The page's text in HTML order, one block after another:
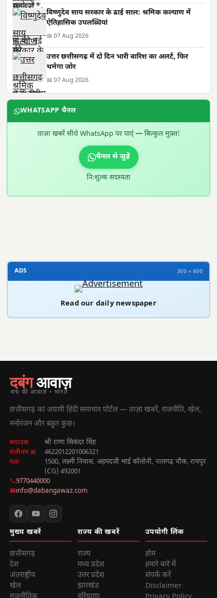
विष्णुदेव साय सरकार के ढाई साल: श्रमिक कल्याण में
ऐतिहासिक उपलब्धियां
📅 07 Aug 2026
उत्तर छत्तीसगढ़ में दो दिन भारी बारिश का अलर्ट, फिर
थमेगा जोर
📅 07 Aug 2026
WHATSAPP चैनल
ताज़ा खबरें सीधे WhatsApp पर पाएं — बिल्कुल मुफ़्त!
चैनल से जुड़ें
निःशुल्क सदस्यता
ADS 300 × 600
Read our daily newspaper
दबंगआवाज़
सच की आवाज़ • भारत
छत्तीसगढ़ का अग्रणी हिंदी समाचार पोर्टल — ताज़ा खबरें, राजनीति, खेल,
मनोरंजन और बहुत कुछ।
संपादक श्री राणा सिकंदर सिंह
पंजीयन क्र. 4622012201006321
पता
1500, लक्ष्मी निवास, अहमदजी भाई कॉलोनी, नालगढ़ चौक, रायपुर
(CG) 492001
9770440000
info@dabangawaz.com
मुख्य खबरें
छत्तीसगढ़
देश
अंतराष्ट्रीय
खेल
राज्य की खबरें
राज्य
मध्य प्रदेश
उत्तर प्रदेश
झारखंड
उपयोगी लिंक
होम
हमारे बारे में
संपर्क करें
Disclaimer